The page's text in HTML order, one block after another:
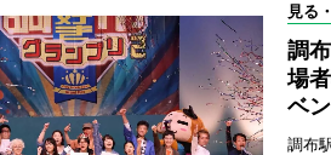
見る
調
場
ベ
調布